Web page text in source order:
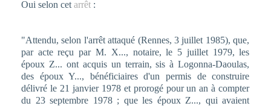
Oui selon cet arrêt:
"Attendu, selon l'arrêt attaqué (Rennes, 3 juillet 1985), que,
par acte reçu par M. X..., notaire, le 5 juillet 1979, les
époux Z... ont acquis un terrain, sis à Logonna-Daoulas,
des époux Y..., bénéficiaires d'un permis de construire
délivré le 21 janvier 1978 et prorogé pour un an à compter
du 23 septembre 1978 ; que les époux Z..., qui avaient